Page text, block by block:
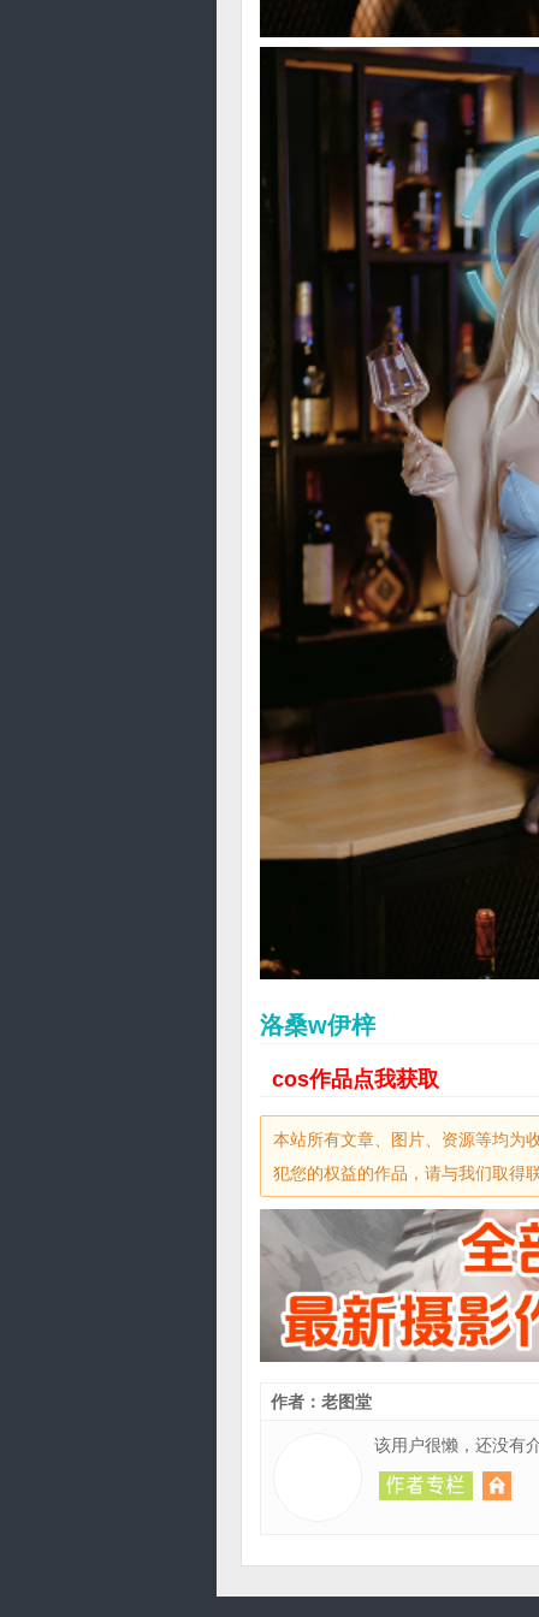
洛桑w伊梓
cos作品点我获取
本站所有文章、图片、资源等均为
犯您的权益的作品，请与我们取得
作者：老图堂
该用户很懒，还没有